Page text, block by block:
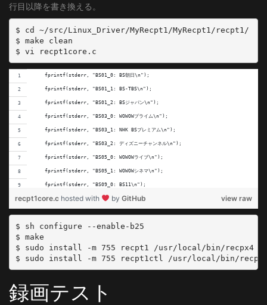
	FREQUENCY = 291000000
	MODULATION = QAM/AUTO
	DELIVERY_SYSTEM = DVBC/ANNEX_A
	FREQUENCY = 297000000
	SYMBOL_RATE = 5274000
	MODULATION = QAM/AUTO
[C36]
	DELIVERY_SYSTEM = DVBC/ANNEX_A
	FREQUENCY = 303000000
	SYMBOL_RATE = 5274000
	MODULATION = QAM/AUTO
[C37]
	DELIVERY_SYSTEM = DVBC/ANNEX_A
	SYMBOL_RATE = 5274000
[C38]
	SYMBOL_RATE = 5274000
行目以降を書き換える。
$ cd ~/src/Linux_Driver/MyRecpt1/MyRecpt1/recpt1/
$ make clean
    fprintf(stderr, "BS01_0: BS朝日\n");
    fprintf(stderr, "BS01_1: BS-TBS\n");
    fprintf(stderr, "BS01_2: BSジャパン\n");
    fprintf(stderr, "BS03_0: WOWOWプライム\n");
    fprintf(stderr, "BS03_1: NHK BSプレミアム\n");
    fprintf(stderr, "BS03_2: ディズニーチャンネル\n");
    fprintf(stderr, "BS05_0: WOWOWライブ\n");
    fprintf(stderr, "BS05_1: WOWOWシネマ\n");
    fprintf(stderr, "BS09_0: BS11\n");
    fprintf(stderr, "BS09_1: スターチャンネル1\n");
    fprintf(stderr, "BS11_0: FOX bs238\n");
    fprintf(stderr, "BS11_1: BSスカパー!\n");
    fprintf(stderr, "BS11_2: 放送大学\n");
    fprintf(stderr, "BS13_2: BSアニマックス\n");
view raw
recpt1core.c hosted with by GitHub
$ sh configure --enable-b25
$ make
$ sudo install -m 755 recpt1 /usr/local/bin/recpx4
録画テスト